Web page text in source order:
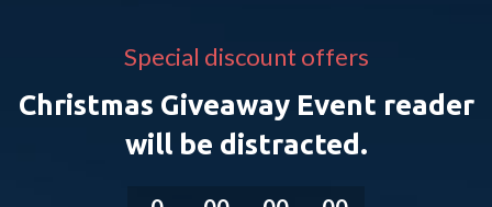
Special discount offers
Christmas Giveaway Event reader
will be distracted.